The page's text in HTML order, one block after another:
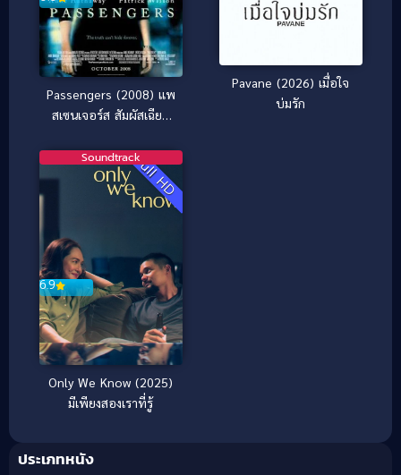
Passengers (2008) แพ
สเซนเจอร์ส สัมผัสเฉียด
Pavane (2026) เมื่อใจ
บ่มรัก
Full HD
6.9
Soundtrack
Only We Know (2025)
มีเพียงสองเราที่รู้
ประเภทหนัง